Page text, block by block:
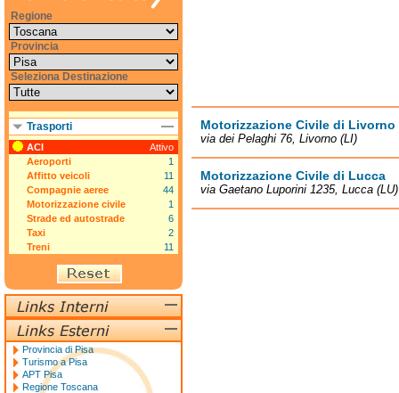
Motorizzazione Civile di Livorno
via dei Pelaghi 76, Livorno (LI)
Motorizzazione Civile di Lucca
via Gaetano Luporini 1235, Lucca (LU)
Regione
Provincia
Seleziona Destinazione
Trasporti
ACI
Attivo
Aeroporti
1
Affitto veicoli
11
Compagnie aeree
44
Motorizzazione civile
1
Strade ed autostrade
6
Taxi
2
Treni
11
Provincia di Pisa
Turismo a Pisa
APT Pisa
Regione Toscana